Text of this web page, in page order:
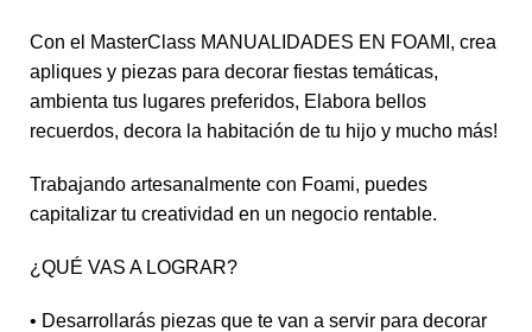
Con el MasterClass MANUALIDADES EN FOAMI, crea
apliques y piezas para decorar fiestas temáticas,
ambienta tus lugares preferidos, Elabora bellos
recuerdos, decora la habitación de tu hijo y mucho más!
Trabajando artesanalmente con Foami, puedes
capitalizar tu creatividad en un negocio rentable.
¿QUÉ VAS A LOGRAR?
• Desarrollarás piezas que te van a servir para decorar